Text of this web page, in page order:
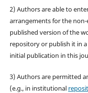
2) Authors are able to
arrangements for the
published version of the
repository or publish it in
initial publication in this
3) Authors are permitted
(e.g., in institutional